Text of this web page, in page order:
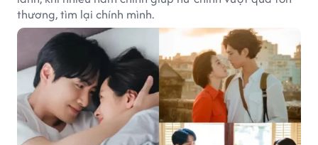
thương, tìm lại chính mình.